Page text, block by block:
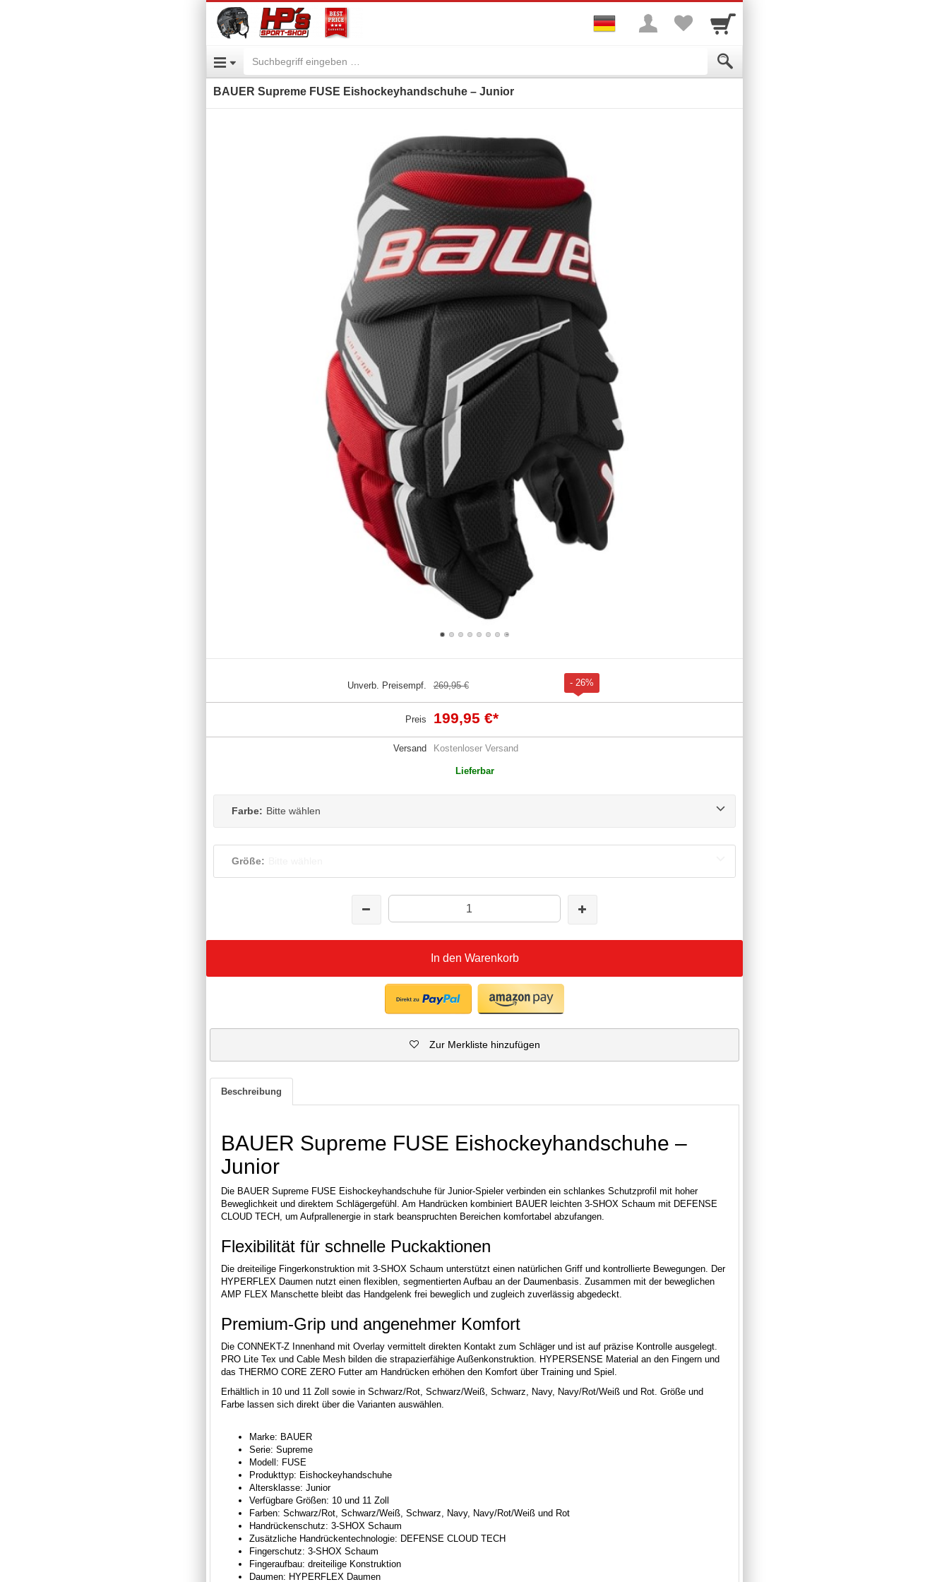
BAUER Supreme FUSE Eishockeyhandschuhe – Junior
Unverb. Preisempf. 269,95 € - 26%
Preis 199,95 €*
Versand Kostenloser Versand
Lieferbar
Farbe: Bitte wählen
Größe:
In den Warenkorb
Zur Merkliste hinzufügen
Beschreibung
BAUER Supreme FUSE Eishockeyhandschuhe –
Junior
Die BAUER Supreme FUSE Eishockeyhandschuhe für Junior-Spieler verbinden ein schlankes Schutzprofil mit hoher
Beweglichkeit und direktem Schlägergefühl. Am Handrücken kombiniert BAUER leichten 3-SHOX Schaum mit DEFENSE
CLOUD TECH, um Aufprallenergie in stark beanspruchten Bereichen komfortabel abzufangen.
Flexibilität für schnelle Puckaktionen
Die dreiteilige Fingerkonstruktion mit 3-SHOX Schaum unterstützt einen natürlichen Griff und kontrollierte Bewegungen. Der
HYPERFLEX Daumen nutzt einen flexiblen, segmentierten Aufbau an der Daumenbasis. Zusammen mit der beweglichen
AMP FLEX Manschette bleibt das Handgelenk frei beweglich und zugleich zuverlässig abgedeckt.
Premium-Grip und angenehmer Komfort
Die CONNEKT-Z Innenhand mit Overlay vermittelt direkten Kontakt zum Schläger und ist auf präzise Kontrolle ausgelegt.
PRO Lite Tex und Cable Mesh bilden die strapazierfähige Außenkonstruktion. HYPERSENSE Material an den Fingern und
das THERMO CORE ZERO Futter am Handrücken erhöhen den Komfort über Training und Spiel.
Erhältlich in 10 und 11 Zoll sowie in Schwarz/Rot, Schwarz/Weiß, Schwarz, Navy, Navy/Rot/Weiß und Rot. Größe und
Farbe lassen sich direkt über die Varianten auswählen.
Marke: BAUER
Serie: Supreme
Modell: FUSE
Produkttyp: Eishockeyhandschuhe
Altersklasse: Junior
Verfügbare Größen: 10 und 11 Zoll
Farben: Schwarz/Rot, Schwarz/Weiß, Schwarz, Navy, Navy/Rot/Weiß und Rot
Handrückenschutz: 3-SHOX Schaum
Zusätzliche Handrückentechnologie: DEFENSE CLOUD TECH
Fingerschutz: 3-SHOX Schaum
Fingeraufbau: dreiteilige Konstruktion
Daumen: HYPERFLEX Daumen